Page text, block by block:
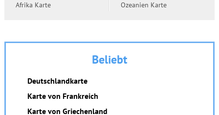
Afrika Karte
Ozeanien Karte
Beliebt
Deutschlandkarte
Karte von Frankreich
Karte von Griechenland